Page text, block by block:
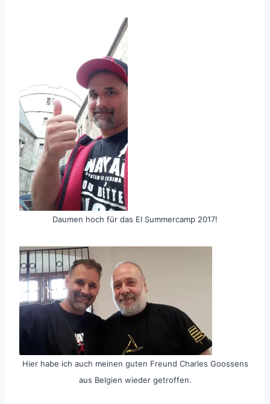
Daumen hoch für das EI Summercamp 2017!
Hier habe ich auch meinen guten Freund Charles Goossens
aus Belgien wieder getroffen.